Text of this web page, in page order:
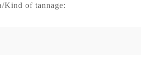
Kind of tannage: